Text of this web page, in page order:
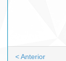
< Anterior